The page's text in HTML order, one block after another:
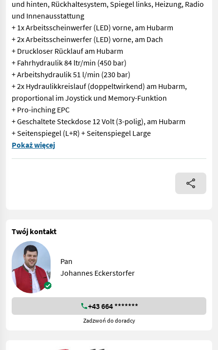
und hinten, Rückhaltesystem, Spiegel links, Heizung, Radio
und Innenausstattung
+ 1x Arbeitsscheinwerfer (LED) vorne, am Hubarm
+ 2x Arbeitsscheinwerfer (LED) vorne, am Dach
+ Druckloser Rücklauf am Hubarm
+ Fahrhydraulik 84 ltr/min (450 bar)
+ Arbeitshydraulik 51 l/min (230 bar)
+ 2x Hydraulikkreislauf (doppeltwirkend) am Hubarm,
proportional im Joystick und Memory-Funktion
+ Pro-inching EPC
+ Geschaltete Steckdose 12 Volt (3-polig), am Hubarm
+ Seitenspiegel (L+R) + Seitenspiegel Large
+ Motor Kubota D1803 CR, 50 PS, (3Zylinder), Stage V +
Pokaż więcej
Twój kontakt
Pan
Johannes Eckerstorfer
+43 664 *******
Zadzwoń do doradcy